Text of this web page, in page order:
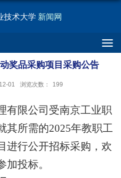
技术大学 新闻网
奖品采购项目采购公告
01 浏览次数： 199
限公司受南京工业职
其所需的2025年教职工
进行公开招标采购，欢
投标。